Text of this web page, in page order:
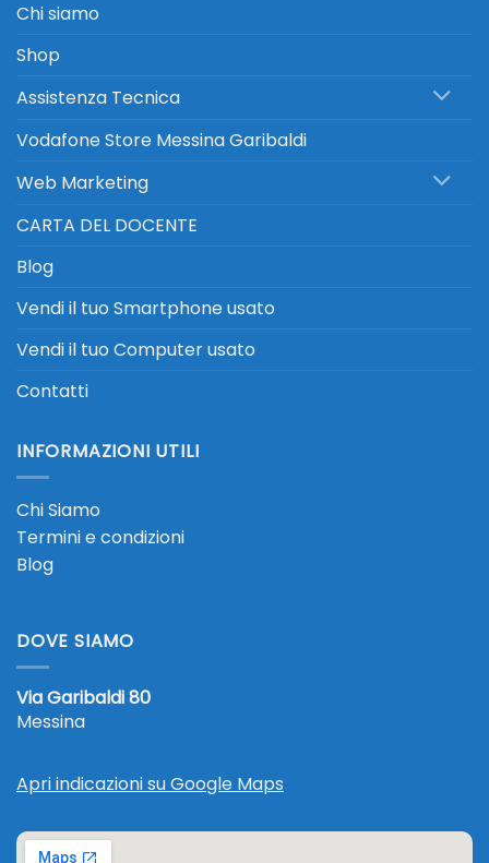
Chi siamo
Shop
Assistenza Tecnica
Vodafone Store Messina Garibaldi
Web Marketing
CARTA DEL DOCENTE
Blog
Vendi il tuo Smartphone usato
Vendi il tuo Computer usato
Contatti
INFORMAZIONI UTILI
Chi Siamo
Termini e condizioni
Blog
DOVE SIAMO
Via Garibaldi 80
Messina
Apri indicazioni su Google Maps